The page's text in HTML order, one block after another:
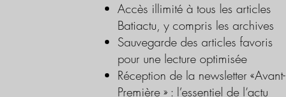
Accès illimité à tous les articles
Batiactu, y compris les archives
Sauvegarde des articles favoris
pour une lecture optimisée
Réception de la newsletter «Avant-
Première » : l’essentiel de l’actu